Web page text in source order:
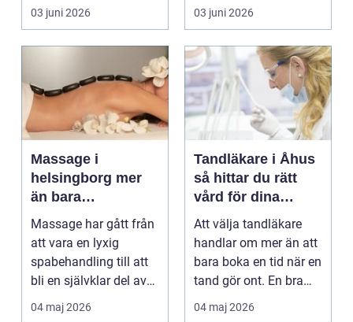
yrkesrollen o...
03 juni 2026
och lindra problem...
03 juni 2026
Massage i
helsingborg mer
än bara
avkoppling
Massage har gått från
att vara en lyxig
spabehandling till att
bli en självklar del av
mångas vardag...
04 maj 2026
Tandläkare i Åhus
så hittar du rätt
vård för dina
tänder
Att välja tandläkare
handlar om mer än att
bara boka en tid när en
tand gör ont. En bra
tandvårdskli...
04 maj 2026